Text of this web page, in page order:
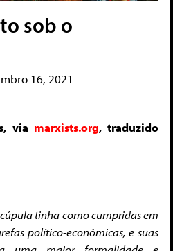
sob o
16, 2021
via marxists.org, traduzido
tinha como cumpridas em
político-econômicas, e suas